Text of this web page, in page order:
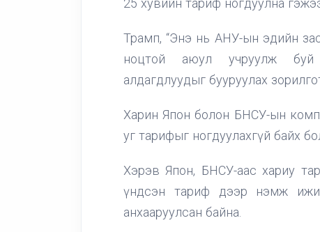
25 хувийн тариф ногдуулна
Трамп, “Энэ нь АНУ-ын эдийн
ноцтой аюул учруулж буй
алдагдлуудыг бууруулах
Харин Япон болон БНСУ-ын
уг тарифыг ногдуулахгүй байх
Хэрэв Япон, БНСУ-аас хариу
үндсэн тариф дээр нэмж
анхааруулсан байна.